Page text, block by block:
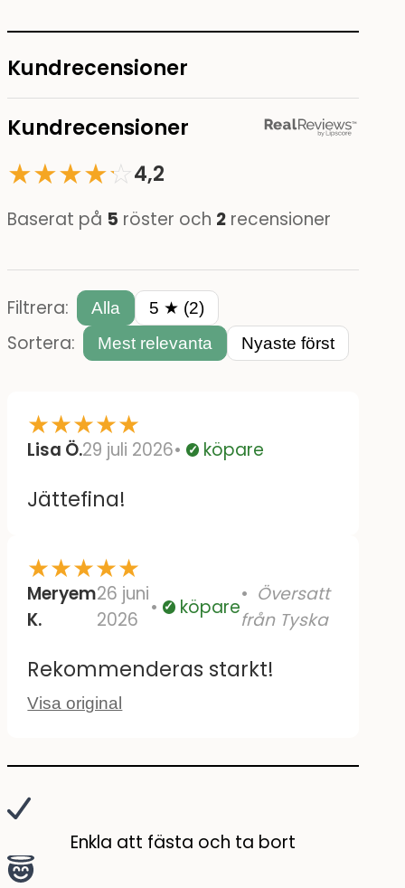
Kundrecensioner
Kundrecensioner
★★★★☆
★4,2
Baserat på 5 röster och 2 recensioner
Filtrera: Alla 5 ★ (2)
Sortera: Mest relevanta Nyaste först
★★★★★
Lisa Ö.29 juli 2026 Verifierad
köpare
Jättefina!
★★★★★
Meryem
K.
26 juni
2026
Verifierad
köpare
Översatt
från Tyska
Rekommenderas starkt!
Visa original
Enkla att fästa och ta bort